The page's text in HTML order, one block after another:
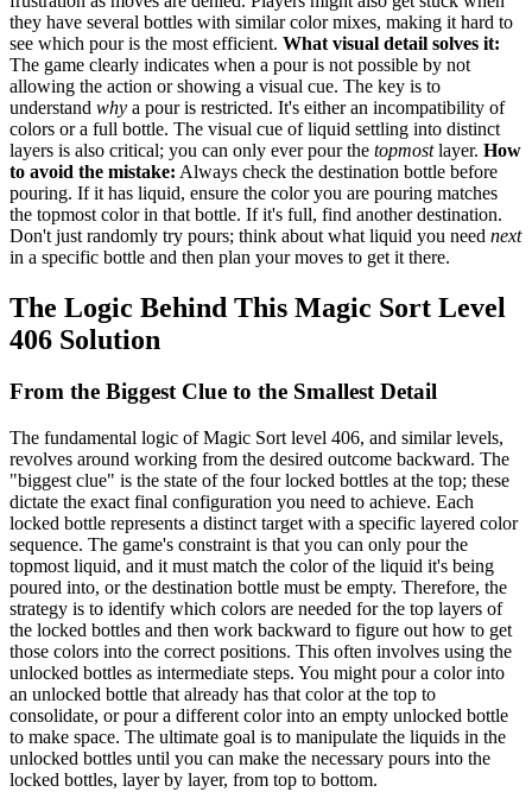
they have several bottles with similar color mixes, making it hard to
see which pour is the most efficient. What visual detail solves it:
The game clearly indicates when a pour is not possible by not
allowing the action or showing a visual cue. The key is to
understand why a pour is restricted. It's either an incompatibility of
colors or a full bottle. The visual cue of liquid settling into distinct
layers is also critical; you can only ever pour the topmostlayer. How
to avoid the mistake: Always check the destination bottle before
pouring. If it has liquid, ensure the color you are pouring matches
the topmost color in that bottle. If it's full, find another destination.
Don't just randomly try pours; think about what liquid you need next
in a specific bottle and then plan your moves to get it there.
The Logic Behind This Magic Sort Level
406 Solution
From the Biggest Clue to the Smallest Detail
The fundamental logic of Magic Sort level 406, and similar levels,
revolves around working from the desired outcome backward. The
"biggest clue" is the state of the four locked bottles at the top; these
dictate the exact final configuration you need to achieve. Each
locked bottle represents a distinct target with a specific layered color
sequence. The game's constraint is that you can only pour the
topmost liquid, and it must match the color of the liquid it's being
poured into, or the destination bottle must be empty. Therefore, the
strategy is to identify which colors are needed for the top layers of
the locked bottles and then work backward to figure out how to get
those colors into the correct positions. This often involves using the
unlocked bottles as intermediate steps. You might pour a color into
an unlocked bottle that already has that color at the top to
consolidate, or pour a different color into an empty unlocked bottle
to make space. The ultimate goal is to manipulate the liquids in the
unlocked bottles until you can make the necessary pours into the
locked bottles, layer by layer, from top to bottom.